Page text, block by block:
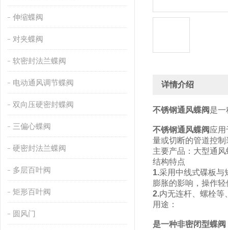
伸缩蝶阀
对夹蝶阀
软密封法兰蝶阀
电动通风调节蝶阀
双向压硬密封蝶阀
三偏心蝶阀
硬密封法兰蝶阀
多层百叶阀
矩形百叶阀
圆风门
详情介绍
不锈钢通风蝶阀是
不锈钢通风蝶阀应
量或切断的管道控
主要产品：大型通
结构特点
1.采用中线式碟板与
膨胀的影响，操作轻
2.内无连杆、螺栓等
用途：
是一种非密闭型蝶